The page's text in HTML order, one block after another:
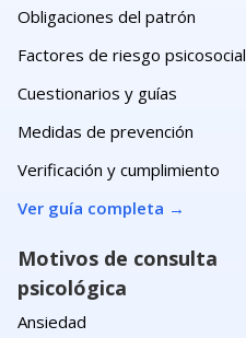
Obligaciones del patrón
Factores de riesgo psicosocial
Cuestionarios y guías
Medidas de prevención
Verificación y cumplimiento
Ver guía completa →
Motivos de consulta
psicológica
Ansiedad